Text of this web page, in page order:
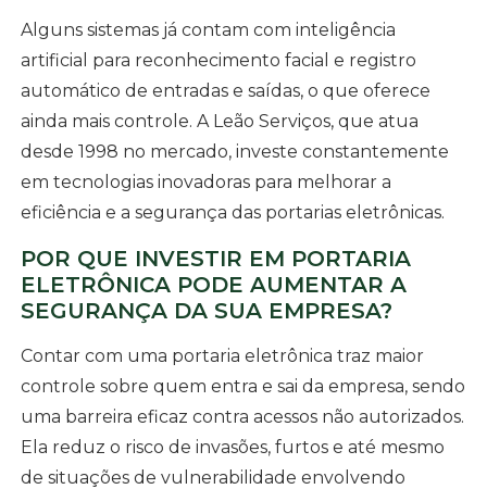
Alguns sistemas já contam com inteligência
artificial para reconhecimento facial e registro
automático de entradas e saídas, o que oferece
ainda mais controle. A Leão Serviços, que atua
desde 1998 no mercado, investe constantemente
em tecnologias inovadoras para melhorar a
eficiência e a segurança das portarias eletrônicas.
POR QUE INVESTIR EM PORTARIA
ELETRÔNICA PODE AUMENTAR A
SEGURANÇA DA SUA EMPRESA?
Contar com uma portaria eletrônica traz maior
controle sobre quem entra e sai da empresa, sendo
uma barreira eficaz contra acessos não autorizados.
Ela reduz o risco de invasões, furtos e até mesmo
de situações de vulnerabilidade envolvendo